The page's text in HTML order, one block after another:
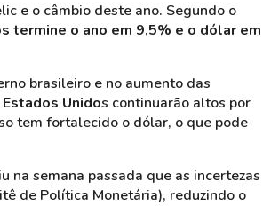
e o câmbio deste ano. Segundo o
termine o ano em 9,5% e o dólar em
brasileiro e no aumento das
Unidos continuarão altos por
tem fortalecido o dólar, o que pode
na semana passada que as incertezas
de Política Monetária), reduzindo o